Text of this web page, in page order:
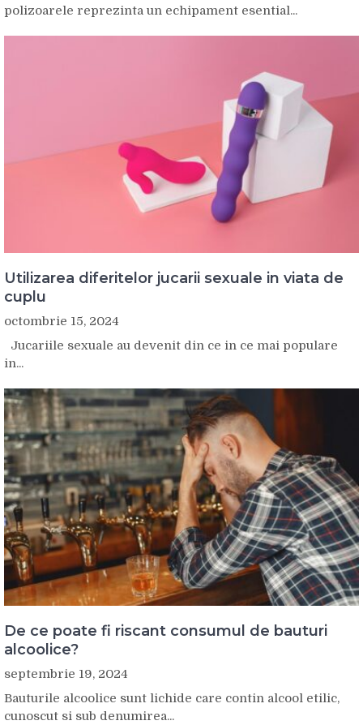
polizoarele reprezinta un echipament esential...
Utilizarea diferitelor jucarii sexuale in viata de
cuplu
octombrie 15, 2024
Jucariile sexuale au devenit din ce in ce mai populare
in...
De ce poate fi riscant consumul de bauturi
alcoolice?
septembrie 19, 2024
Bauturile alcoolice sunt lichide care contin alcool etilic,
cunoscut si sub denumirea...